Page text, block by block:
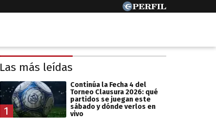
Las más leídas
1
Continúa la Fecha 4 del
Torneo Clausura 2026: qué
partidos se juegan este
sábado y dónde verlos en
vivo